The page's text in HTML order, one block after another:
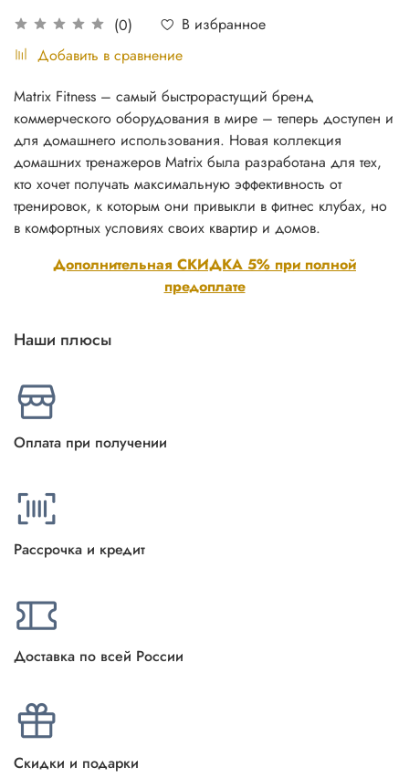
(0)
В избранное
Добавить в сравнение
Дополнительная СКИДКА 5% при полной
предоплате
Matrix Fitness – самый быстрорастущий бренд
коммерческого оборудования в мире – теперь доступен и
для домашнего использования. Новая коллекция
домашних тренажеров Matrix была разработана для тех,
кто хочет получать максимальную эффективность от
тренировок, к которым они привыкли в фитнес клубах, но
в комфортных условиях своих квартир и домов.
Наши плюсы
Оплата при получении
Рассрочка и кредит
Доставка по всей России
Скидки и подарки